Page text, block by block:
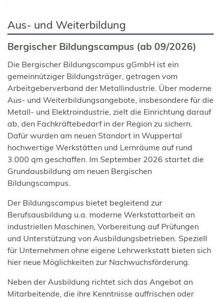
Aus- und Weiterbildung
Bergischer Bildungscampus (ab 09/2026)
Die Bergischer Bildungscampus gGmbH ist ein
gemeinnütziger Bildungsträger, getragen vom
Arbeitgeberverband der Metallindustrie. Über moderne
Aus- und Weiterbildungsangebote, insbesondere für die
Metall- und Elektroindustrie, zielt die Einrichtung darauf
ab, den Fachkräftebedarf in der Region zu sichern.
Dafür wurden am neuen Standort in Wuppertal
hochwertige Werkstätten und Lernräume auf rund
3.000 qm geschaffen. Im September 2026 startet die
Grundausbildung am neuen Bergischen
Bildungscampus.
Der Bildungscampus bietet begleitend zur
Berufsausbildung u.a. moderne Werkstattarbeit an
industriellen Maschinen, Vorbereitung auf Prüfungen
und Unterstützung von Ausbildungsbetrieben. Speziell
für Unternehmen ohne eigene Lehrwerkstatt bieten sich
hier neue Möglichkeiten zur Nachwuchsförderung.
Neben der Ausbildung richtet sich das Angebot an
Mitarbeitende, die ihre Kenntnisse auffrischen oder